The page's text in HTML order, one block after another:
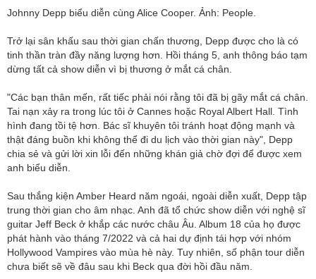
Johnny Depp biểu diễn cùng Alice Cooper. Ảnh: People.
Trở lại sân khấu sau thời gian chấn thương, Depp được cho là có
tinh thần tràn đầy năng lượng hơn. Hồi tháng 5, anh thông báo tạm
dừng tất cả show diễn vì bị thương ở mắt cá chân.
"Các bạn thân mến, rất tiếc phải nói rằng tôi đã bị gãy mắt cá chân.
Tai nạn xảy ra trong lúc tôi ở Cannes hoặc Royal Albert Hall. Tình
hình đang tồi tệ hơn. Bác sĩ khuyên tôi tránh hoạt động mạnh và
thật đáng buồn khi không thể đi du lịch vào thời gian này", Depp
chia sẻ và gửi lời xin lỗi đến những khán giả chờ đợi để được xem
anh biểu diễn.
Sau thắng kiện Amber Heard năm ngoái, ngoài diễn xuất, Depp tập
trung thời gian cho âm nhạc. Anh đã tổ chức show diễn với nghệ sĩ
guitar Jeff Beck ở khắp các nước châu Âu. Album 18 của họ được
phát hành vào tháng 7/2022 và cả hai dự định tái hợp với nhóm
Hollywood Vampires vào mùa hè này. Tuy nhiên, số phận tour diễn
chưa biết sẽ về đâu sau khi Beck qua đời hồi đầu năm.